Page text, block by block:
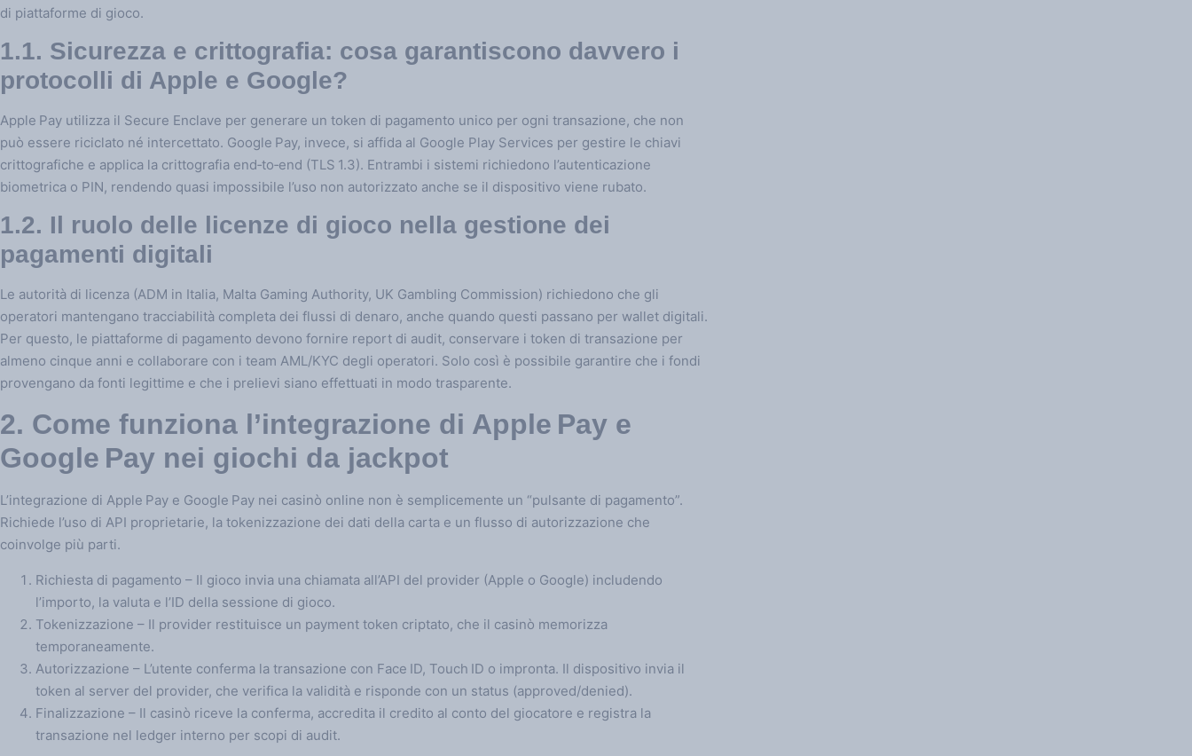
di piattaforme di gioco.
1.1. Sicurezza e crittografia: cosa garantiscono davvero i
protocolli di Apple e Google?
Apple Pay utilizza il Secure Enclave per generare un token di pagamento unico per ogni transazione, che non
può essere riciclato né intercettato. Google Pay, invece, si affida al Google Play Services per gestire le chiavi
crittografiche e applica la crittografia end‑to‑end (TLS 1.3). Entrambi i sistemi richiedono l’autenticazione
biometrica o PIN, rendendo quasi impossibile l’uso non autorizzato anche se il dispositivo viene rubato.
1.2. Il ruolo delle licenze di gioco nella gestione dei
pagamenti digitali
Le autorità di licenza (ADM in Italia, Malta Gaming Authority, UK Gambling Commission) richiedono che gli
operatori mantengano tracciabilità completa dei flussi di denaro, anche quando questi passano per wallet digitali.
Per questo, le piattaforme di pagamento devono fornire report di audit, conservare i token di transazione per
almeno cinque anni e collaborare con i team AML/KYC degli operatori. Solo così è possibile garantire che i fondi
provengano da fonti legittime e che i prelievi siano effettuati in modo trasparente.
2. Come funziona l’integrazione di Apple Pay e
Google Pay nei giochi da jackpot
L’integrazione di Apple Pay e Google Pay nei casinò online non è semplicemente un “pulsante di pagamento”.
Richiede l’uso di API proprietarie, la tokenizzazione dei dati della carta e un flusso di autorizzazione che
coinvolge più parti.
Richiesta di pagamento – Il gioco invia una chiamata all’API del provider (Apple o Google) includendo
l’importo, la valuta e l’ID della sessione di gioco.
Tokenizzazione – Il provider restituisce un payment token criptato, che il casinò memorizza
temporaneamente.
Autorizzazione – L’utente conferma la transazione con Face ID, Touch ID o impronta. Il dispositivo invia il
token al server del provider, che verifica la validità e risponde con un status (approved/denied).
Finalizzazione – Il casinò riceve la conferma, accredita il credito al conto del giocatore e registra la
transazione nel ledger interno per scopi di audit.